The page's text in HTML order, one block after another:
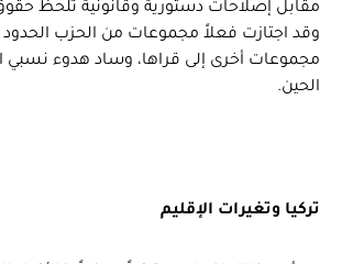
مقابل إصلاحات دستورية وقانونية تلحظ
وقد اجتازت فعلاً مجموعات من الحزب
مجموعات أخرى إلى قراها، وساد هدوء نسبي
الحين.
تركيا وتغيرات الإقليم